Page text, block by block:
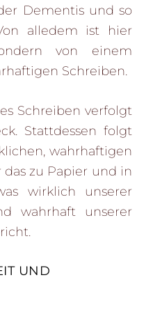
Dementis und so
alledem ist hier
von einem
Schreiben.
Schreiben verfolgt
Stattdessen folgt
wahrhaftigen
zu Papier und in
wirklich unserer
wahrhaft unserer
UND